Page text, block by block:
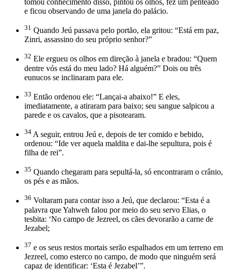
e ficou observando de uma janela do palácio.
31 Quando Jeú passava pelo portão, ela gritou: “Está em paz,
Zinri, assassino do seu próprio senhor?”
32 Ele ergueu os olhos em direção à janela e bradou: “Quem
dentre vós está do meu lado? Há alguém?” Dois ou três
eunucos se inclinaram para ele.
33 Então ordenou ele: “Lançai-a abaixo!” E eles,
imediatamente, a atiraram para baixo; seu sangue salpicou a
parede e os cavalos, que a pisotearam.
34 A seguir, entrou Jeú e, depois de ter comido e bebido,
ordenou: “Ide ver aquela maldita e dai-lhe sepultura, pois é
filha de rei”.
35 Quando chegaram para sepultá-la, só encontraram o crânio,
os pés e as mãos.
36 Voltaram para contar isso a Jeú, que declarou: “Esta é a
palavra que Yahweh falou por meio do seu servo Elias, o
tesbita: ‘No campo de Jezreel, os cães devorarão a carne de
Jezabel;
37 e os seus restos mortais serão espalhados em um terreno em
Jezreel, como esterco no campo, de modo que ninguém será
capaz de identificar: ‘Esta é Jezabel’”.